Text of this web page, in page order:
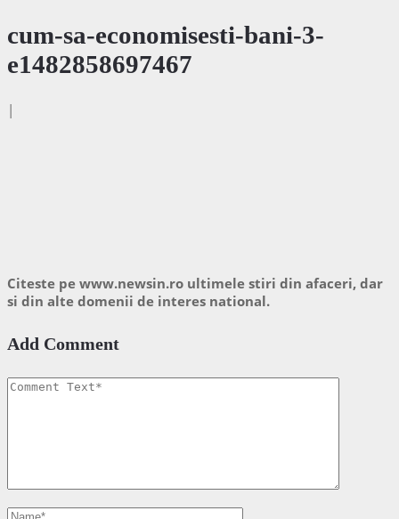
cum-sa-economisesti-bani-3-
e1482858697467
|
Citeste pe www.newsin.ro ultimele stiri din afaceri, dar
si din alte domenii de interes national.
Add Comment